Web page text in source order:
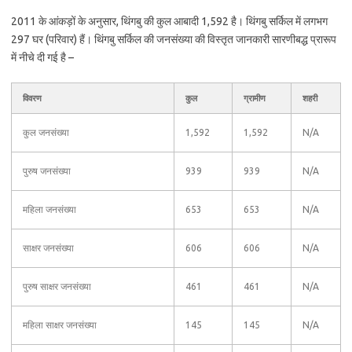
2011 के आंकड़ों के अनुसार, थिंगबु की कुल आबादी 1,592 है। थिंगबु सर्किल में लगभग
297 घर (परिवार) हैं। थिंगबु सर्किल की जनसंख्या की विस्तृत जानकारी सारणीबद्ध प्रारूप
में नीचे दी गई है –
विवरण कुल ग्रामीण शहरी
कुल जनसंख्या 1,592 1,592 N/A
पुरुष जनसंख्या 939 939 N/A
महिला जनसंख्या 653 653 N/A
साक्षर जनसंख्या 606 606 N/A
पुरुष साक्षर जनसंख्या 461 461 N/A
महिला साक्षर जनसंख्या 145 145 N/A